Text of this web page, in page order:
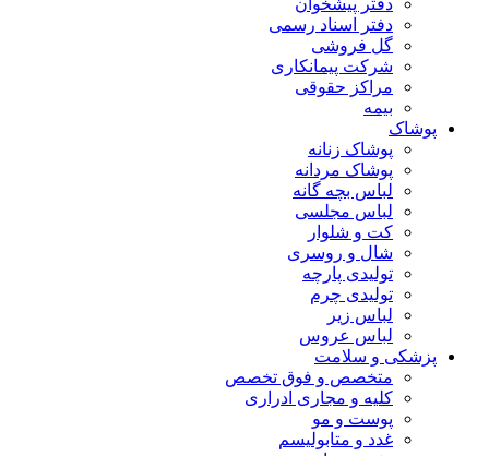
دفتر پیشخوان
دفتر اسناد رسمی
گل فروشی
شرکت پیمانکاری
مراکز حقوقی
بیمه
پوشاک
پوشاک زنانه
پوشاک مردانه
لباس بچه گانه
لباس مجلسی
کت و شلوار
شال و روسری
تولیدی پارچه
تولیدی چرم
لباس زیر
لباس عروس
پزشکی و سلامت
متخصص و فوق تخصص
کلیه و مجاری ادراری
پوست و مو
غدد و متابولیسم